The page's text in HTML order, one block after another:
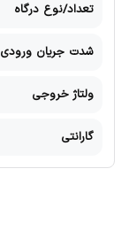
تعداد/نوع درگاه
شدت جریان ورودی
ولتاژ خروجی
گارانتی